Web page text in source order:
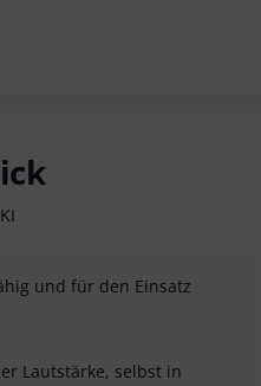
und für den Einsatz
Lautstärke, selbst in